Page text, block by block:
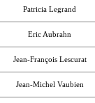
Patricia Legrand
Eric Aubrahn
Jean-François Lescurat
Jean-Michel Vaubien